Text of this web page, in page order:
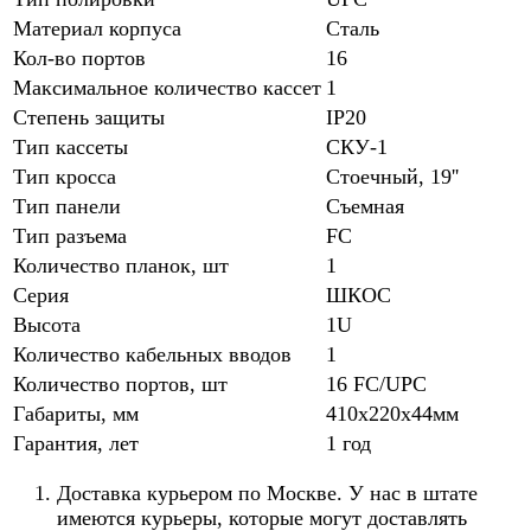
Материал корпуса
Сталь
Кол-во портов
16
Максимальное количество кассет 1
Степень защиты
IP20
Тип кассеты
СКУ-1
Тип кросса
Стоечный, 19''
Тип панели
Съемная
Тип разъема
FC
Количество планок, шт
1
Серия
ШКОС
Высота
1U
Количество кабельных вводов
1
Количество портов, шт
16 FC/UPC
Габариты, мм
410х220х44мм
Гарантия, лет
1 год
Доставка курьером по Москве. У нас в штате
имеются курьеры, которые могут доставлять